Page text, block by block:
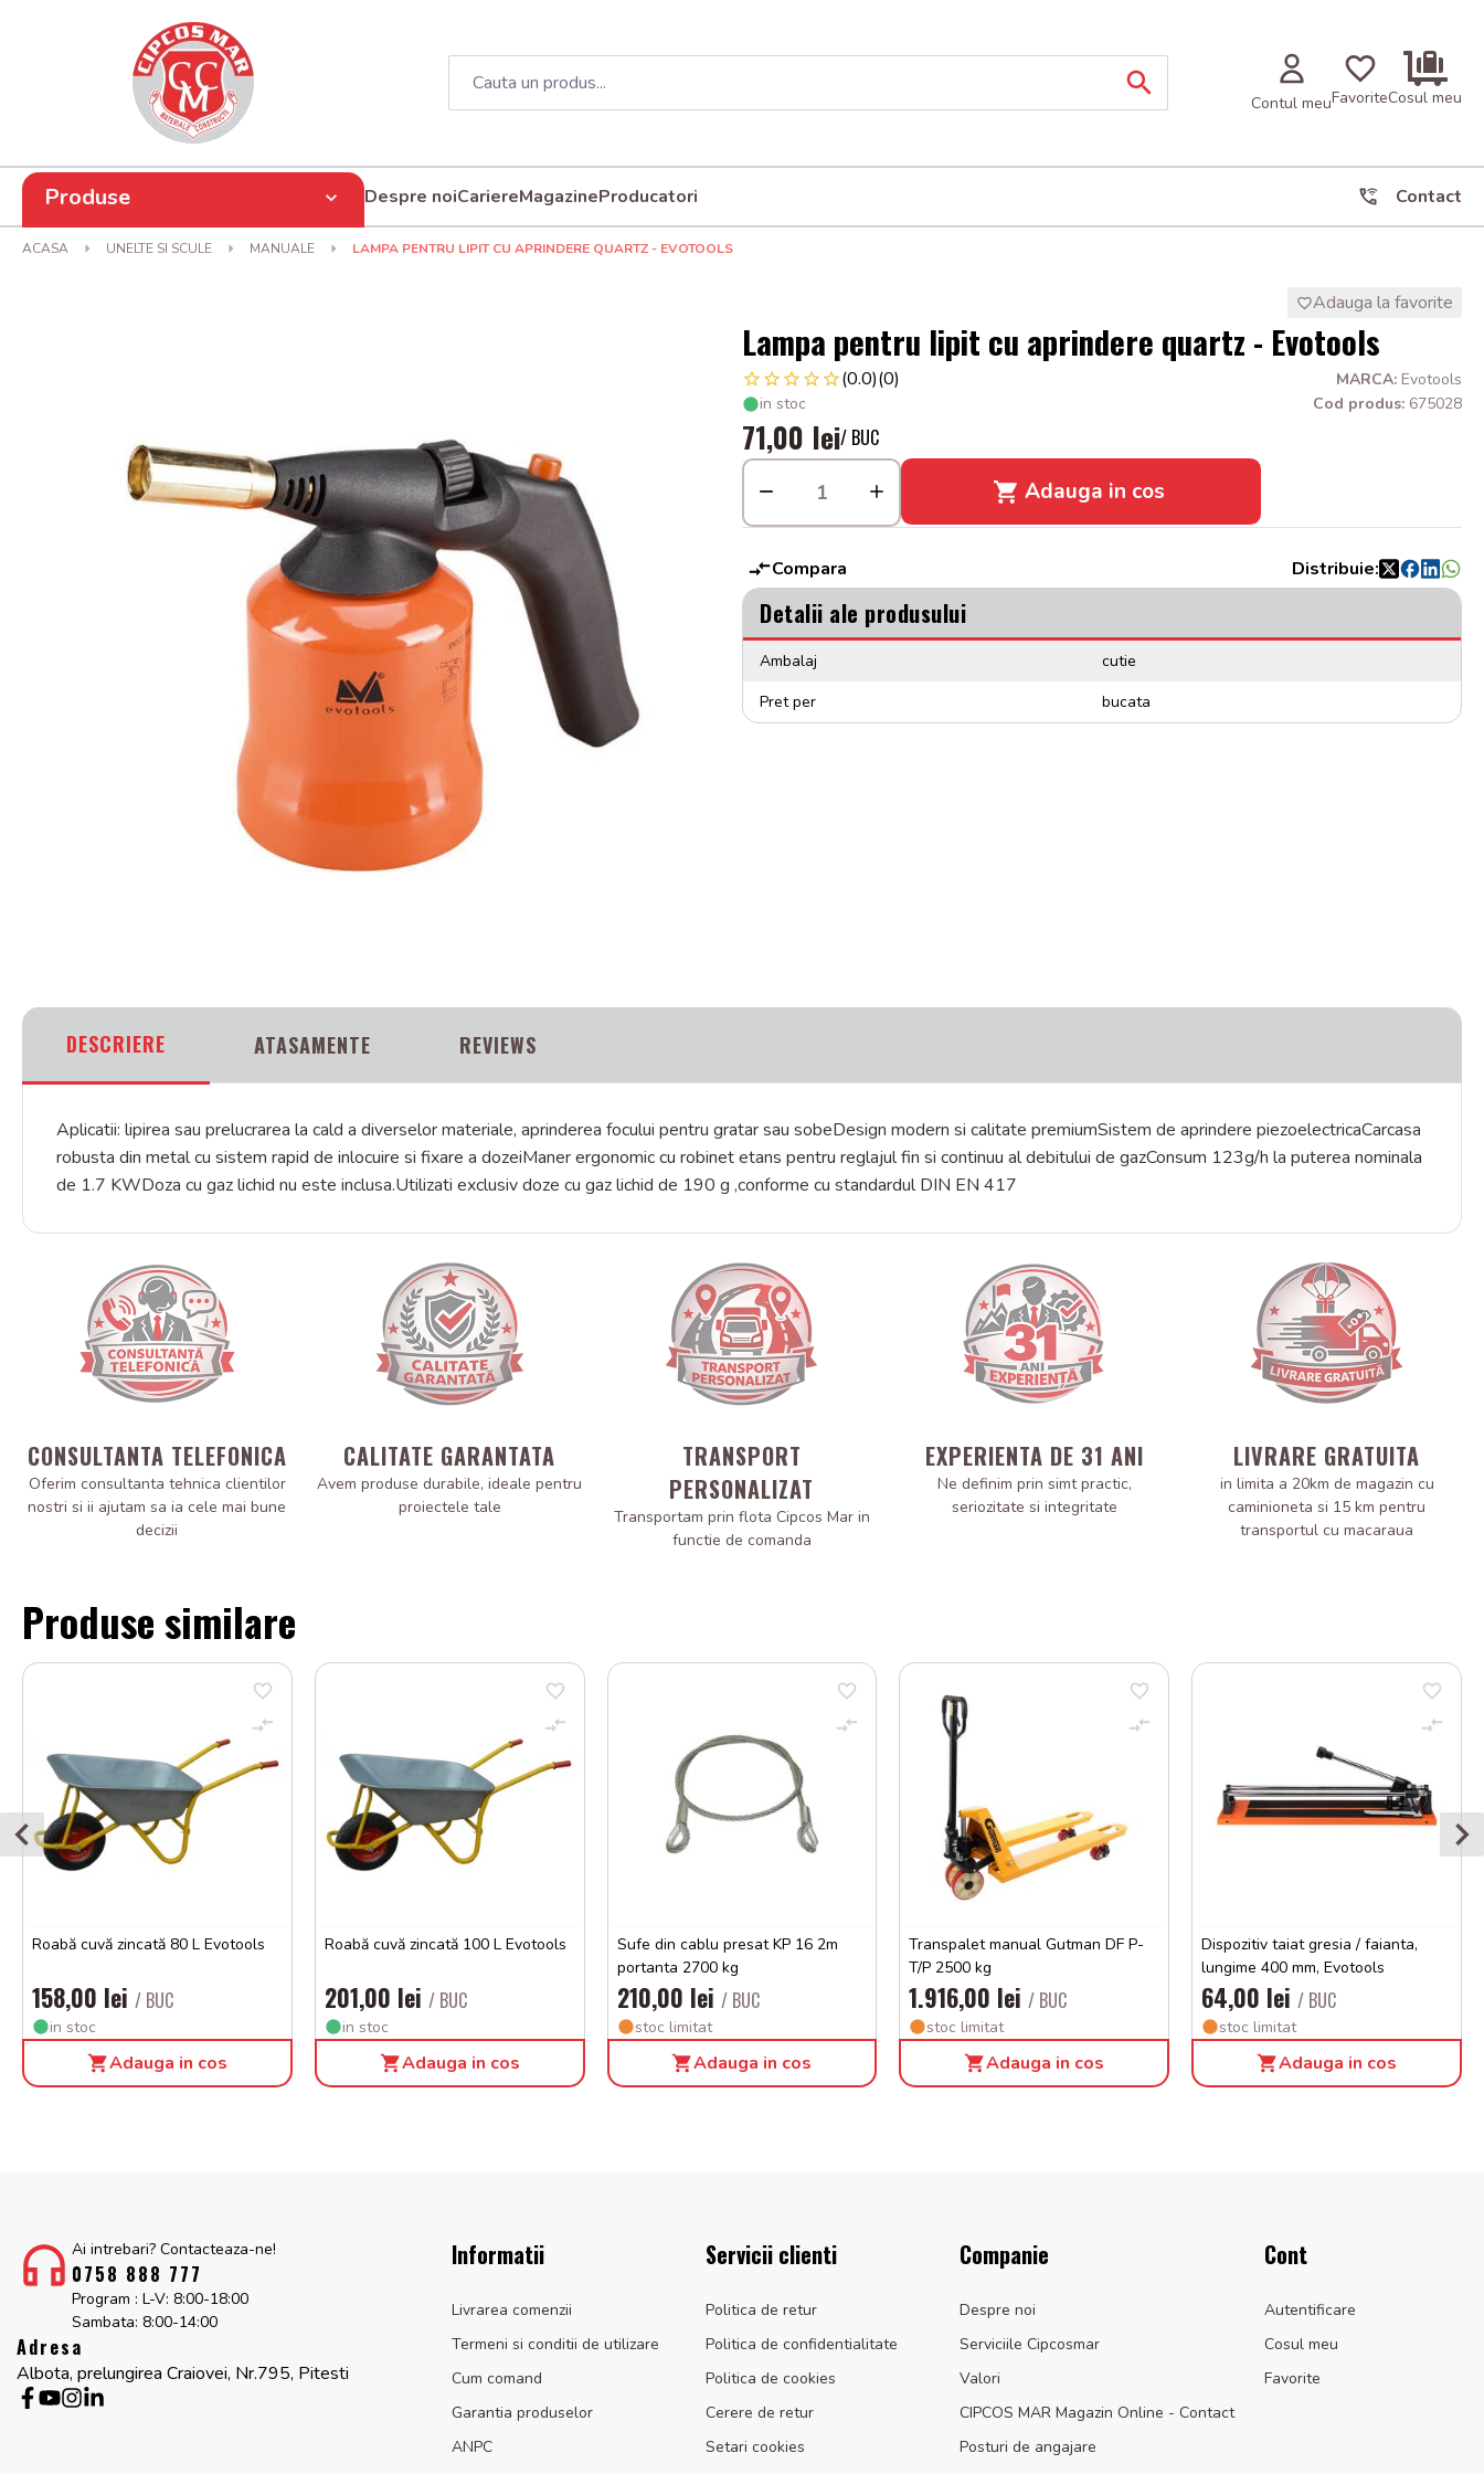
Contul meuFavoriteCosul meu
Produse Despre noiCariereMagazineProducatori Contact
ACASA UNELTE SI SCULE MANUALE LAMPA PENTRU LIPIT CU APRINDERE QUARTZ - EVOTOOLS
Adauga la favorite
Lampa pentru lipit cu aprindere quartz - Evotools
(0.0)(0) MARCA: Evotools
in stoc
Cod produs: 675028
71,00 lei/ BUC
Adauga in cos
Compara Distribuie:
Detalii ale produsului
Ambalaj
cutie
Pret per
bucata
DESCRIERE ATASAMENTE REVIEWS
Aplicatii: lipirea sau prelucrarea la cald a diverselor materiale, aprinderea focului pentru gratar sau sobeDesign modern si calitate premiumSistem de aprindere piezoelectricaCarcasa
robusta din metal cu sistem rapid de inlocuire si fixare a dozeiManer ergonomic cu robinet etans pentru reglajul fin si continuu al debitului de gazConsum 123g/h la puterea nominala
de 1.7 KWDoza cu gaz lichid nu este inclusa.Utilizati exclusiv doze cu gaz lichid de 190 g ,conforme cu standardul DIN EN 417
CONSULTANTA TELEFONICA
Oferim consultanta tehnica clientilor
nostri si ii ajutam sa ia cele mai bune
decizii
CALITATE GARANTATA
Avem produse durabile, ideale pentru
proiectele tale
TRANSPORT
PERSONALIZAT
Transportam prin flota Cipcos Mar in
functie de comanda
EXPERIENTA DE 31 ANI
Ne definim prin simt practic,
seriozitate si integritate
LIVRARE GRATUITA
in limita a 20km de magazin cu
caminioneta si 15 km pentru
transportul cu macaraua
Produse similare
Roabă cuvă zincată 80 L Evotools
158,00 lei / BUC
in stoc
Adauga in cos
Roabă cuvă zincată 100 L Evotools
201,00 lei / BUC
in stoc
Adauga in cos
Sufe din cablu presat KP 16 2m
portanta 2700 kg
210,00 lei / BUC
stoc limitat
Adauga in cos
Transpalet manual Gutman DF P-
T/P 2500 kg
1.916,00 lei / BUC
stoc limitat
Adauga in cos
Dispozitiv taiat gresia / faianta,
lungime 400 mm, Evotools
64,00 lei / BUC
stoc limitat
Adauga in cos
Ai intrebari? Contacteaza-ne!
0758 888 777
Program : L-V: 8:00-18:00
Sambata: 8:00-14:00
Adresa
Albota, prelungirea Craiovei, Nr.795, Pitesti
Informatii
Livrarea comenzii
Termeni si conditii de utilizare
Cum comand
Garantia produselor
ANPC
Servicii clienti
Politica de retur
Politica de confidentialitate
Politica de cookies
Cerere de retur
Setari cookies
Companie
Despre noi
Serviciile Cipcosmar
Valori
CIPCOS MAR Magazin Online - Contact
Posturi de angajare
Cont
Autentificare
Cosul meu
Favorite